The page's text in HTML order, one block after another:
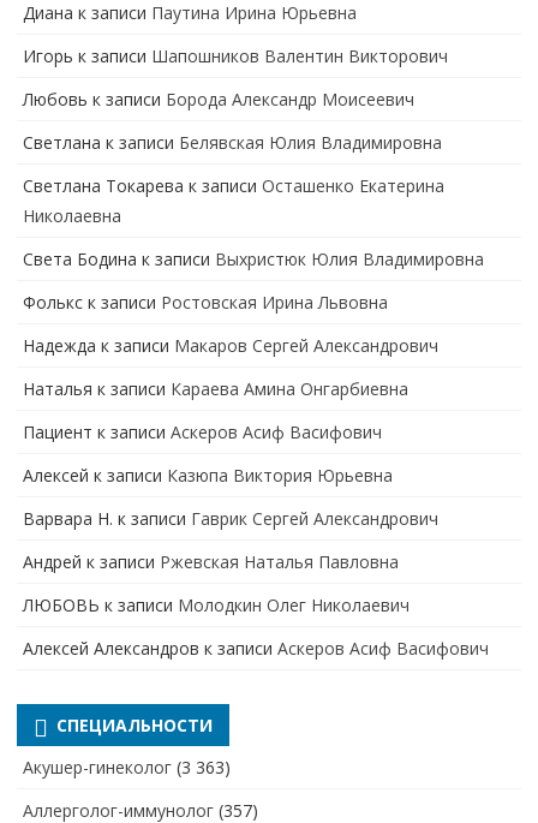
Диана к записи Паутина Ирина Юрьевна
Игорь к записи Шапошников Валентин Викторович
Любовь к записи Борода Александр Моисеевич
Светлана к записи Белявская Юлия Владимировна
Cветлана Токарева к записи Осташенко Екатерина
Николаевна
Света Бодина к записи Выхристюк Юлия Владимировна
Фолькс к записи Ростовская Ирина Львовна
Надежда к записи Макаров Сергей Александрович
Наталья к записи Караева Амина Онгарбиевна
Пациент к записи Аскеров Асиф Васифович
Алексей к записи Казюпа Виктория Юрьевна
Варвара Н. к записи Гаврик Сергей Александрович
Андрей к записи Ржевская Наталья Павловна
ЛЮБОВЬ к записи Молодкин Олег Николаевич
Алексей Александров к записи Аскеров Асиф Васифович
СПЕЦИАЛЬНОСТИ
Акушер-гинеколог (3 363)
Аллерголог-иммунолог (357)